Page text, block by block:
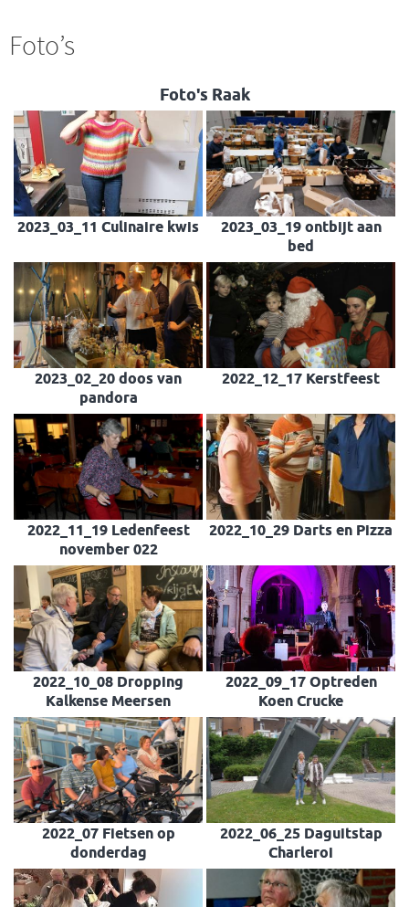
Foto’s
Foto's Raak
2023_03_11 Culinaire kwis
2023_03_19 ontbijt aan
bed
2023_02_20 doos van
pandora
2022_12_17 Kerstfeest
2022_11_19 Ledenfeest
november 022
2022_10_29 Darts en Pizza
2022_10_08 Dropping
Kalkense Meersen
2022_09_17 Optreden
Koen Crucke
2022_07 Fietsen op
donderdag
2022_06_25 Daguitstap
Charleroi